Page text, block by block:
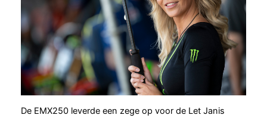
De EMX250 leverde een zege op voor de Let Janis